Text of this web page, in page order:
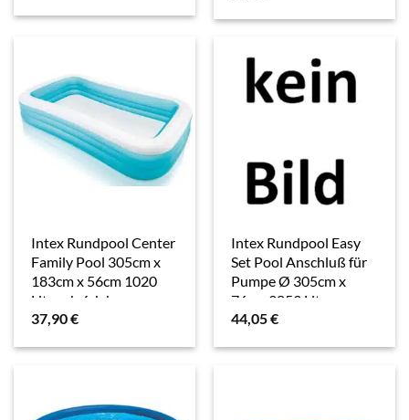
Intex Rundpool Center
Family Pool 305cm x
183cm x 56cm 1020
Liter ab 6 Jahren
58484NP
37,90€
Intex Rundpool Easy
Set Pool Anschluß für
Pumpe Ø 305cm x
76cm 3853 Liter
28120NP
44,05€